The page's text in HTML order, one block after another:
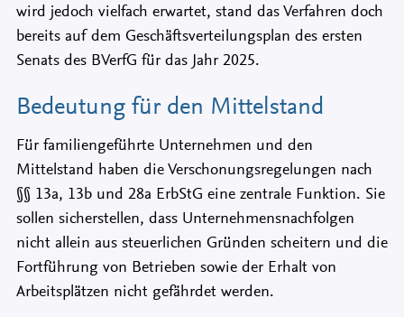
wird jedoch vielfach erwartet, stand das Verfahren doch
bereits auf dem Geschäftsverteilungsplan des ersten
Senats des BVerfG für das Jahr 2025.
Bedeutung für den Mittelstand
Für familiengeführte Unternehmen und den
Mittelstand haben die Verschonungsregelungen nach
§§ 13a, 13b und 28a ErbStG eine zentrale Funktion. Sie
sollen sicherstellen, dass Unternehmensnachfolgen
nicht allein aus steuerlichen Gründen scheitern und die
Fortführung von Betrieben sowie der Erhalt von
Arbeitsplätzen nicht gefährdet werden.